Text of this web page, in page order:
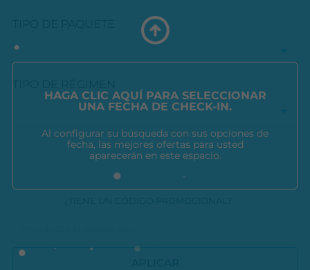
HAGA CLIC AQUÍ PARA SELECCIONAR
UNA FECHA DE CHECK-IN.
Al configurar su búsqueda con sus opciones de
fecha, las mejores ofertas para usted
aparecerán en este espacio.